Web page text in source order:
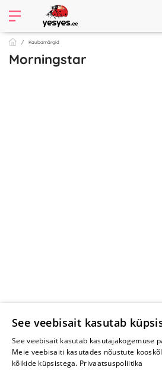
Kaubamärgid
Morningstar
See veebisait kasutab
See veebisait kasutab kasutajakogemuse
Meie veebisaiti kasutades nõustute
kõikide küpsistega. Privaatsuspoliitika